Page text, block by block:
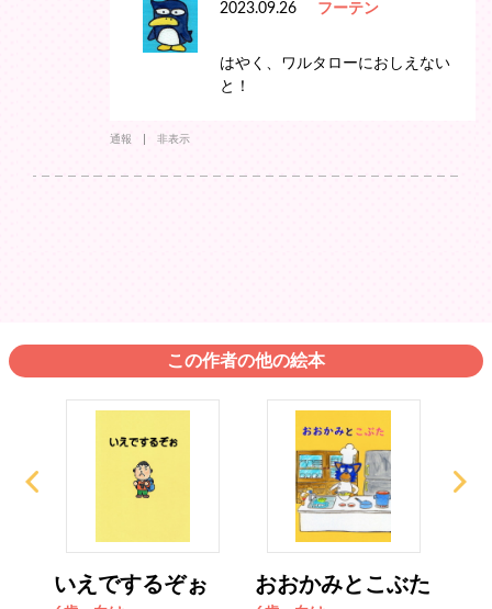
2023.09.26 フーテン
はやく、ワルタローにおしえない
と！
通報 非表示
この作者の他の絵本
いえでするぞぉ おおかみとこぶた